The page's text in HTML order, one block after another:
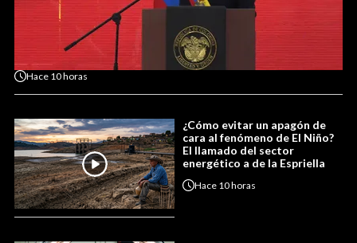
Hace 10 horas
¿Cómo evitar un apagón de
cara al fenómeno de El Niño?
El llamado del sector
energético a de la Espriella
Hace 10 horas